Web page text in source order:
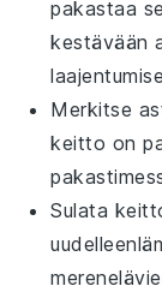
pakastaa
kestävään
Merkitse
keitto on
Sulata